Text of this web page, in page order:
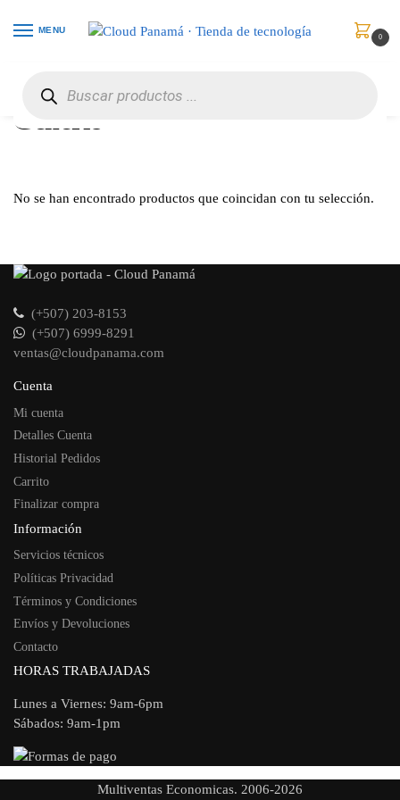
MENU
0
Generic
No se han encontrado productos que coincidan con tu selección.
(+507) 203-8153
(+507) 6999-8291
ventas@cloudpanama.com
Cuenta
Mi cuenta
Detalles Cuenta
Historial Pedidos
Carrito
Finalizar compra
Información
Servicios técnicos
Políticas Privacidad
Términos y Condiciones
Envíos y Devoluciones
Contacto
HORAS TRABAJADAS
Lunes a Viernes: 9am-6pm
Sábados: 9am-1pm
Multiventas Economicas. 2006-2026